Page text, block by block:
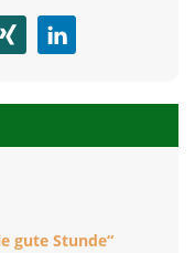
gute Stunde“